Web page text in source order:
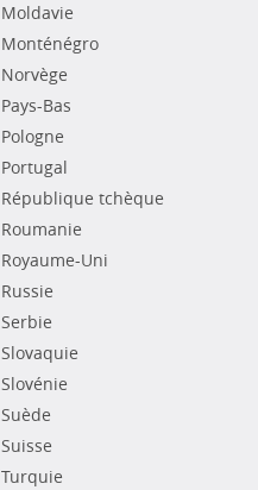
Moldavie
Monténégro
Norvège
Pays-Bas
Pologne
Portugal
République tchèque
Roumanie
Royaume-Uni
Russie
Serbie
Slovaquie
Slovénie
Suède
Suisse
Turquie